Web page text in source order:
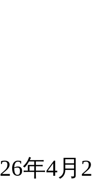
4月